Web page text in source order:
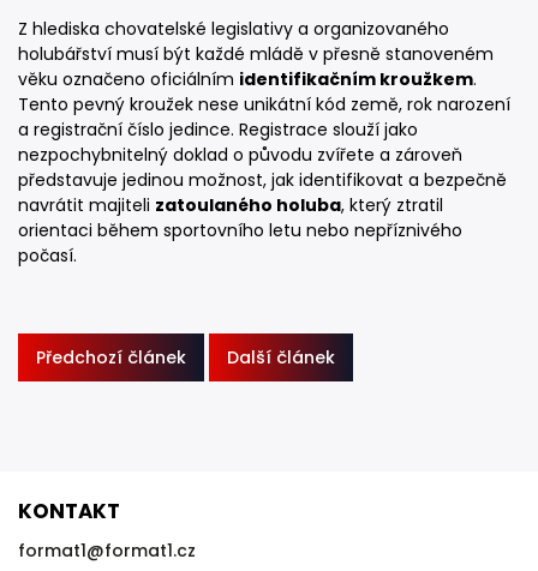
Z hlediska chovatelské legislativy a organizovaného
holubářství musí být každé mládě v přesně stanoveném
věku označeno oficiálním identifikačním kroužkem.
Tento pevný kroužek nese unikátní kód země, rok narození
a registrační číslo jedince. Registrace slouží jako
nezpochybnitelný doklad o původu zvířete a zároveň
představuje jedinou možnost, jak identifikovat a bezpečně
navrátit majiteli zatoulaného holuba, který ztratil
orientaci během sportovního letu nebo nepříznivého
počasí.
Předchozí článek Další článek
KONTAKT
format1@format1.cz